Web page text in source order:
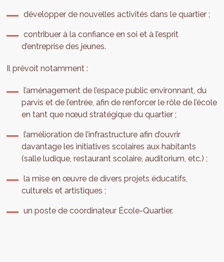
développer de nouvelles activités dans le quartier ;
contribuer à la confiance en soi et à l’esprit
d’entreprise des jeunes.
Il prévoit notamment :
l’aménagement de l’espace public environnant, du
parvis et de l’entrée, afin de renforcer le rôle de l’école
en tant que nœud stratégique du quartier ;
l’amélioration de l’infrastructure afin d’ouvrir
davantage les initiatives scolaires aux habitants
(salle ludique, restaurant scolaire, auditorium, etc.) ;
la mise en œuvre de divers projets éducatifs,
culturels et artistiques ;
un poste de coordinateur École-Quartier.